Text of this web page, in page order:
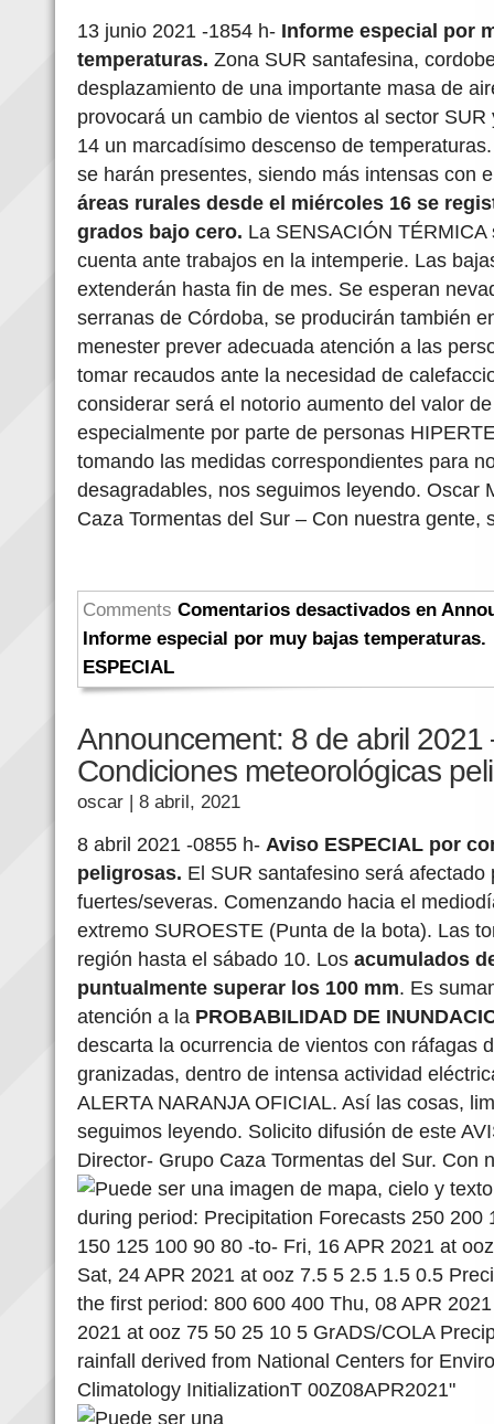
13 junio 2021 -1854 h- Informe especial por
temperaturas. Zona SUR santafesina,
desplazamiento de una importante masa de
provocará un cambio de vientos al sector
14 un marcadísimo descenso de
se harán presentes, siendo más intensas con
áreas rurales desde el miércoles 16 se
grados bajo cero. La SENSACIÓN
cuenta ante trabajos en la intemperie. Las
extenderán hasta fin de mes. Se esperan
serranas de Córdoba, se producirán también
menester prever adecuada atención a las
tomar recaudos ante la necesidad de
considerar será el notorio aumento del valor
especialmente por parte de personas
tomando las medidas correspondientes para
desagradables, nos seguimos leyendo. Oscar
Caza Tormentas del Sur – Con nuestra gente,
Comments Comentarios desactivados en
Informe especial por muy bajas temperaturas.
ESPECIAL
Announcement: 8 de abril 2021
Condiciones meteorológicas
oscar | 8 abril, 2021
8 abril 2021 -0855 h- Aviso ESPECIAL por
peligrosas. El SUR santafesino será afectado
fuertes/severas. Comenzando hacia el
extremo SUROESTE (Punta de la bota). Las
región hasta el sábado 10. Los acumulados
puntualmente superar los 100 mm. Es
atención a la PROBABILIDAD DE
descarta la ocurrencia de vientos con ráfagas
granizadas, dentro de intensa actividad
ALERTA NARANJA OFICIAL. Así las cosas,
seguimos leyendo. Solicito difusión de este
Director- Grupo Caza Tormentas del Sur. Con